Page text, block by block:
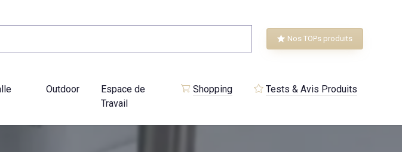
Nos TOPs produits
Outdoor
Espace de
Travail
Shopping Tests & Avis Produits